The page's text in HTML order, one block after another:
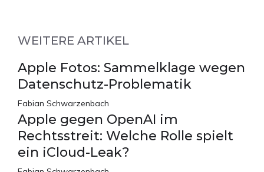
WEITERE ARTIKEL
Apple Fotos: Sammelklage wegen
Datenschutz-Problematik
Fabian Schwarzenbach
Apple gegen OpenAI im
Rechtsstreit: Welche Rolle spielt
ein iCloud-Leak?